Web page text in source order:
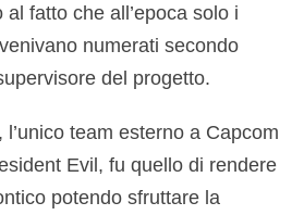
fatto che all’epoca solo i
numerati secondo
del progetto.
team esterno a Capcom
Evil, fu quello di rendere
potendo sfruttare la